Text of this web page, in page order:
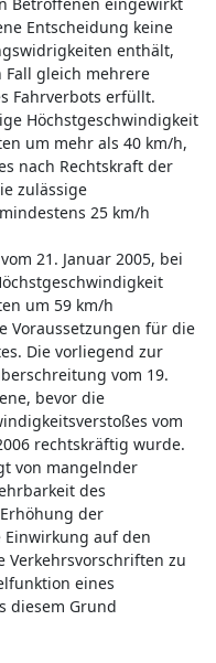
Entscheidung keine
enthält,
gleich mehrere
Fahrverbots erfüllt.
Höchstgeschwindigkeit
um mehr als 40 km/h,
nach Rechtskraft der
zulässige
25 km/h
21. Januar 2005, bei
um 59 km/h
Voraussetzungen für die
Die vorliegend zur
vom 19.
bevor die
vom
rechtskräftig wurde.
von mangelnder
des
der
auf den
zu
eines
diesem Grund